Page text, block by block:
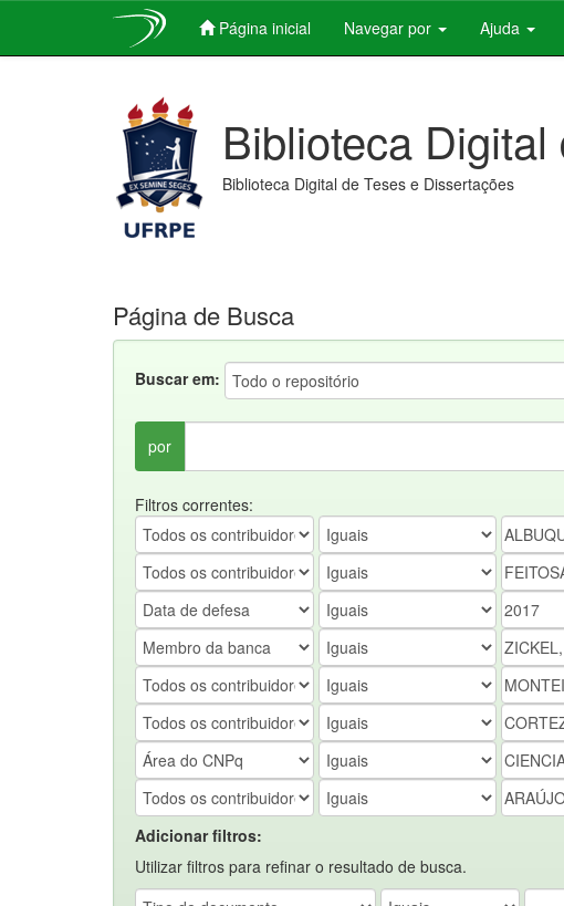
Página inicial Navegar por Ajuda
Biblioteca
Biblioteca Digital de Teses e Dissertações
Página de Busca
Buscar em:
por
Filtros correntes:
Adicionar filtros:
Utilizar filtros para refinar o resultado de busca.